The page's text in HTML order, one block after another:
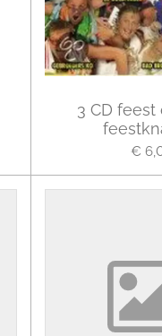
3 CD feest
€